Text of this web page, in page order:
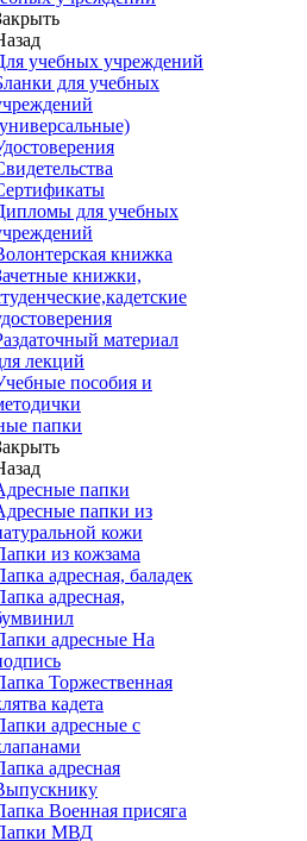
учебных учреждений
для учебных
для учебных
книжка
книжки,
материал
лекций
пособия и
папки
папки
папки из
кожи
из кожзама
адресная, баладек
адресная,
адресные На
Торжественная
кадета
адресные с
адресная
Военная присяга
МВД